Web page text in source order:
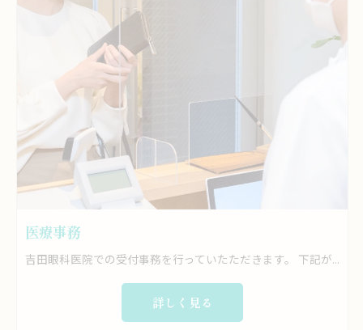
医療事務
吉田眼科医院での受付事務を行っていたただきます。 下記が具体的な内容になります。 ・保険証の確認、診察の受付 ・問診票の記入依頼 ・患者情報入力、カルテ作成 ・診察室への案内及び診療補助 ・診療情報を入力 ・明細書、領収書の発行 ・会計業務 ・検査案内 などをおこなっていただきます。
詳しく見る